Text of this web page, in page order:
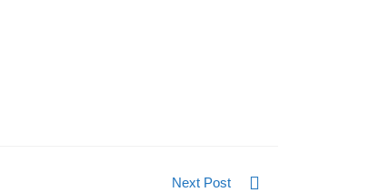
Next Post